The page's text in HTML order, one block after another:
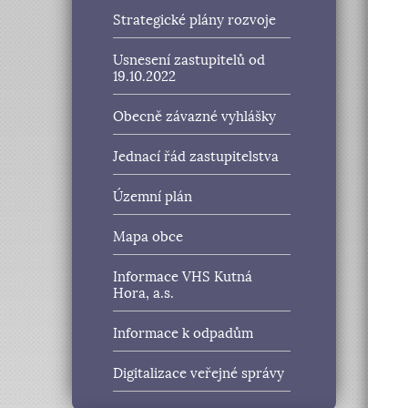
Strategické plány rozvoje
Usnesení zastupitelů od
19.10.2022
Obecně závazné vyhlášky
Jednací řád zastupitelstva
Územní plán
Mapa obce
Informace VHS Kutná
Hora, a.s.
Informace k odpadům
Digitalizace veřejné správy